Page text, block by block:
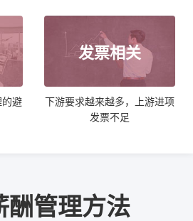
的避
发票相关
下游要求越来越多，上游进项
发票不足
酬管理方法